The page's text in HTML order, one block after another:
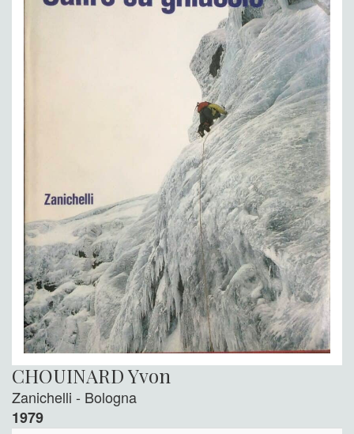
CHOUINARD Yvon
Zanichelli - Bologna
1979